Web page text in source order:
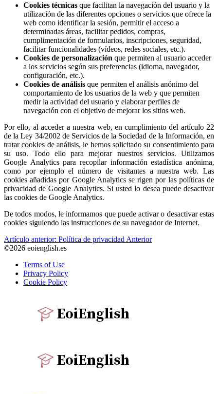
Cookies técnicas que facilitan la navegación del usuario y la
utilización de las diferentes opciones o servicios que ofrece la
web como identificar la sesión, permitir el acceso a
determinadas áreas, facilitar pedidos, compras,
cumplimentación de formularios, inscripciones, seguridad,
facilitar funcionalidades (vídeos, redes sociales, etc.).
Cookies de personalización que permiten al usuario acceder
a los servicios según sus preferencias (idioma, navegador,
configuración, etc.).
Cookies de análisis que permiten el análisis anónimo del
comportamiento de los usuarios de la web y que permiten
medir la actividad del usuario y elaborar perfiles de
navegación con el objetivo de mejorar los sitios web.
Por ello, al acceder a nuestra web, en cumplimiento del artículo 22
de la Ley 34/2002 de Servicios de la Sociedad de la Información, en
tratar cookies de análisis, le hemos solicitado su consentimiento para
su uso. Todo ello para mejorar nuestros servicios. Utilizamos
Google Analytics para recopilar información estadística anónima,
como por ejemplo el número de visitantes a nuestra web. Las
cookies añadidas por Google Analytics se rigen por las políticas de
privacidad de Google Analytics. Si usted lo desea puede desactivar
las cookies de Google Analytics.
De todos modos, le informamos que puede activar o desactivar estas
cookies siguiendo las instrucciones de su navegador de Internet.
Artículo anterior: Política de privacidad Anterior
©2026 eoienglish.es
Terms of Use
Privacy Policy
Cookie Policy